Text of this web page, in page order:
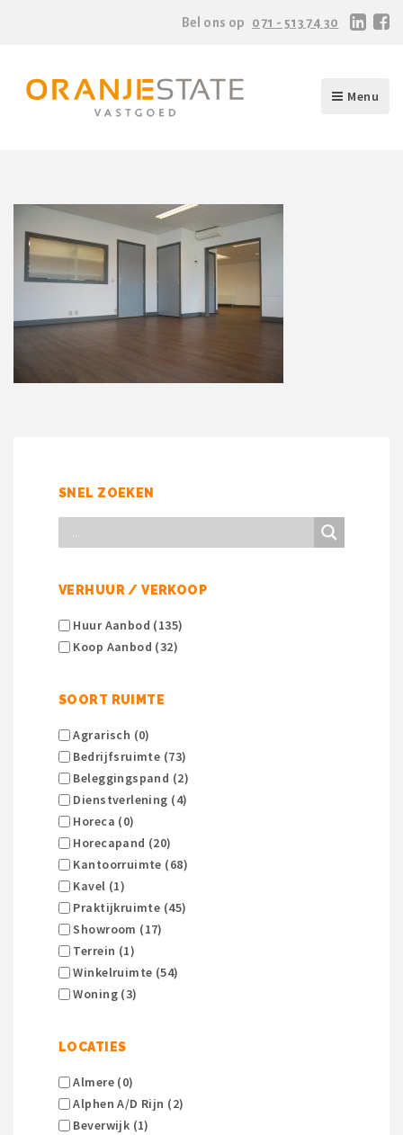
Bel ons op 071 - 513 74 30
Menu
SNEL ZOEKEN
VERHUUR / VERKOOP
Huur Aanbod (135)
Koop Aanbod (32)
SOORT RUIMTE
Agrarisch (0)
Bedrijfsruimte (73)
Beleggingspand (2)
Dienstverlening (4)
Horeca (0)
Horecapand (20)
Kantoorruimte (68)
Kavel (1)
Praktijkruimte (45)
Showroom (17)
Terrein (1)
Winkelruimte (54)
Woning (3)
LOCATIES
Almere (0)
Alphen A/d Rijn (2)
Beverwijk (1)